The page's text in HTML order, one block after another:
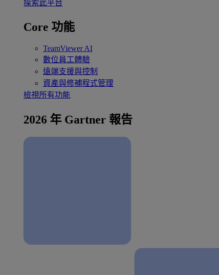
探索此平台
Core 功能
TeamViewer AI
數位員工體驗
遠端支援與控制
資產與修補程式管理
檢視所有功能
2026 年 Gartner 報告